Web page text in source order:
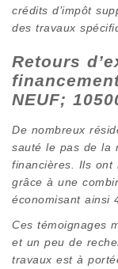
crédits d’impôt
des travaux
Retours
NEUF;
De nombreux
sauté le pas de la
financières. Ils ont
grâce à une
économisant ainsi
Ces témoignages
et un peu de
travaux est à